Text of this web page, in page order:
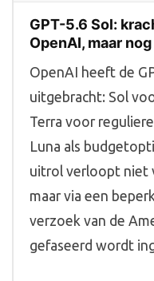
GPT-5.6 Sol:
OpenAI, maar
OpenAI heeft de
uitgebracht: Sol
Terra voor
Luna als
uitrol verloopt niet
maar via een
verzoek van de
gefaseerd wordt